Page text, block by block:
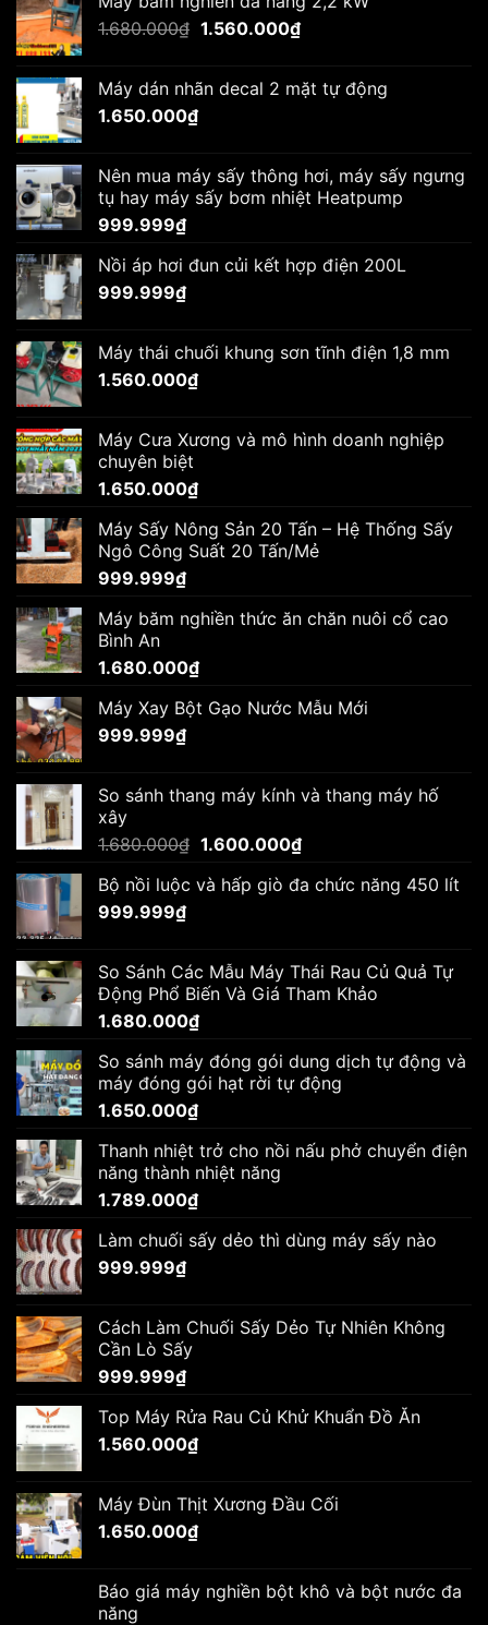
1.680.000₫ Giá
1.680.000₫.
1.560.000₫Giá
là:
Máy dán nhãn decal 2 mặt tự động
1.650.000₫
Nên mua máy sấy thông hơi, máy sấy ngưng
tụ hay máy sấy bơm nhiệt Heatpump
999.999₫
Nồi áp hơi đun củi kết hợp điện 200L
999.999₫
Máy thái chuối khung sơn tĩnh điện 1,8 mm
1.560.000₫
Máy Cưa Xương và mô hình doanh nghiệp
chuyên biệt
1.650.000₫
Máy Sấy Nông Sản 20 Tấn – Hệ Thống Sấy
Ngô Công Suất 20 Tấn/Mẻ
999.999₫
Máy băm nghiền thức ăn chăn nuôi cổ cao
Bình An
1.680.000₫
Máy Xay Bột Gạo Nước Mẫu Mới
999.999₫
So sánh thang máy kính và thang máy hố
xây
1.680.000₫ Giá
là:
1.600.000₫Giá
tại
Bộ nồi luộc và hấp giò đa chức năng 450 lít
999.999₫
So Sánh Các Mẫu Máy Thái Rau Củ Quả Tự
Động Phổ Biến Và Giá Tham Khảo
1.680.000₫
So sánh máy đóng gói dung dịch tự động và
máy đóng gói hạt rời tự động
1.650.000₫
Thanh nhiệt trở cho nồi nấu phở chuyển điện
năng thành nhiệt năng
1.789.000₫
Làm chuối sấy dẻo thì dùng máy sấy nào
999.999₫
Cách Làm Chuối Sấy Dẻo Tự Nhiên Không
Cần Lò Sấy
999.999₫
Top Máy Rửa Rau Củ Khử Khuẩn Đồ Ăn
1.560.000₫
Máy Đùn Thịt Xương Đầu Cối
1.650.000₫
Báo giá máy nghiền bột khô và bột nước đa
năng